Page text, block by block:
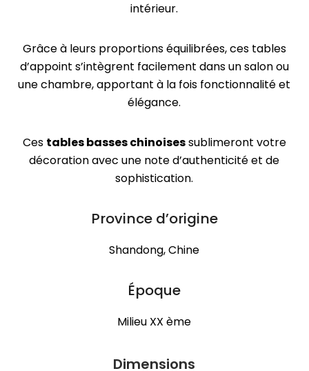
intérieur.
Grâce à leurs proportions équilibrées, ces tables
d’appoint s’intègrent facilement dans un salon ou
une chambre, apportant à la fois fonctionnalité et
élégance.
Ces tables basses chinoisessublimeront votre
décoration avec une note d’authenticité et de
sophistication.
Province d’origine
Shandong, Chine
Époque
Milieu XX ème
Dimensions